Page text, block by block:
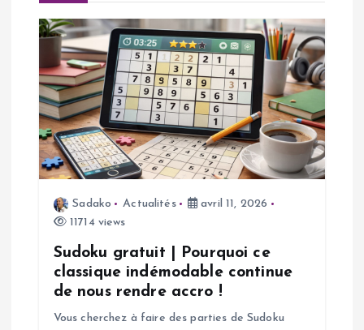
t
o
n
d
Sadako Actualités
avril 11, 2026
11714 views
Sudoku gratuit | Pourquoi ce
classique indémodable continue
de nous rendre accro !
Vous cherchez à faire des parties de Sudoku